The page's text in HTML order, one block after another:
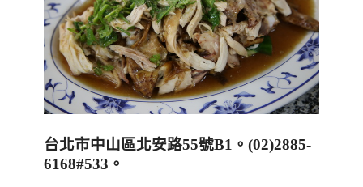
台北市中山區北安路55號B1 。 (02)2885-
6168#533 。